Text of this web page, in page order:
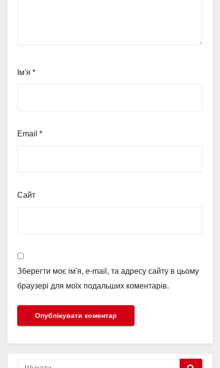
Ім'я *
Email *
Сайт
Зберегти моє ім'я, e-mail, та адресу сайту в цьому
браузері для моїх подальших коментарів.